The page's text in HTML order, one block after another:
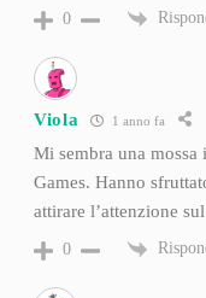
0
Viola 1 anno fa
Mi sembra una
Games. Hanno
attirare l’attenzione
0